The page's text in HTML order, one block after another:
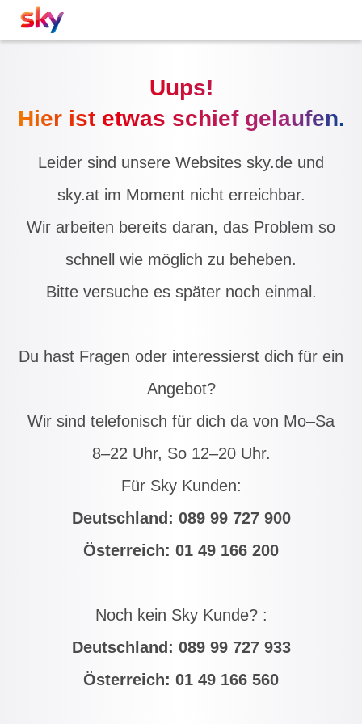
Uups!
Hier ist etwas schief gelaufen.
Leider sind unsere Websites sky.de und
sky.at im Moment nicht erreichbar.
Wir arbeiten bereits daran, das Problem so
schnell wie möglich zu beheben.
Bitte versuche es später noch einmal.
Du hast Fragen oder interessierst dich für ein
Angebot?
Wir sind telefonisch für dich da von Mo–Sa
8–22 Uhr, So 12–20 Uhr.
Für Sky Kunden:
Deutschland: 089 99 727 900
Österreich: 01 49 166 200
Noch kein Sky Kunde? :
Deutschland: 089 99 727 933
Österreich: 01 49 166 560